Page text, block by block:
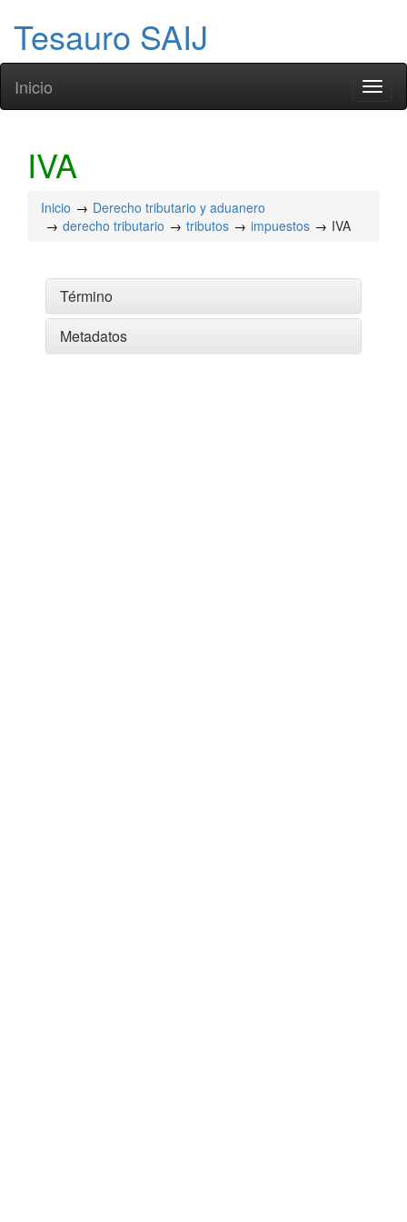
Tesauro SAIJ
Inicio
IVA
Inicio
Derecho tributario y aduanero
derecho tributario
tributos impuestos IVA
Término
Metadatos